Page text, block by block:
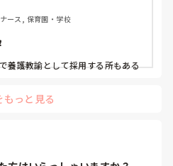
年数には限りがあると思います。
ておけば、
仕事だと思うので、
いた方が良いのではないでしょう
ース, 保育園・学校
養護教諭として採用する所もある
もっと見る